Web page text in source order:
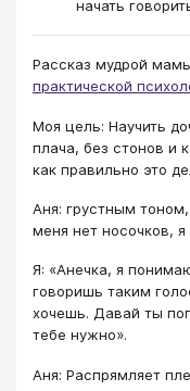
начать
Рассказ мудрой
практической
Моя цель: Научить
плача, без стонов и
как правильно это
Аня: грустным
меня нет носочков, я
Я: «Анечка, я
говоришь таким
хочешь. Давай ты
тебе нужно».
Аня: Распрямляет